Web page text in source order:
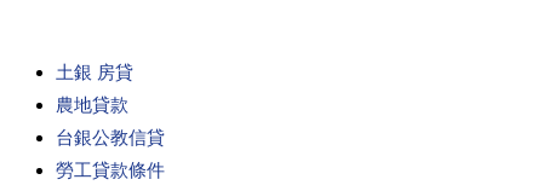
土銀 房貸
農地貸款
台銀公教信貸
勞工貸款條件